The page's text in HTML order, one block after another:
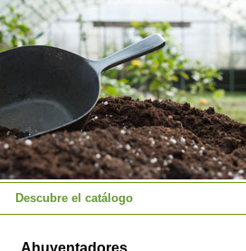
Descubre el catálogo
Ahuyentadores